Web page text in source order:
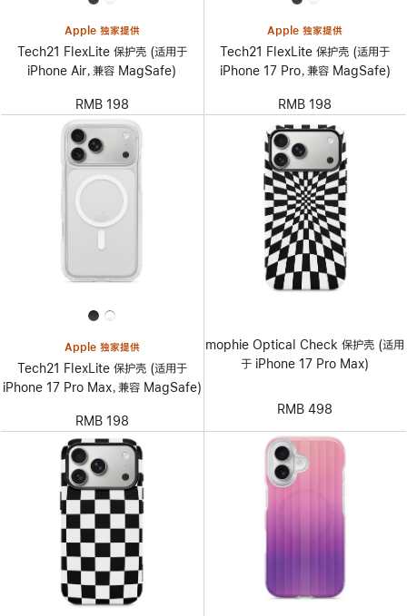
Apple 独家提供
Tech21 FlexLite 保护壳 (适用于
iPhone Air，兼容 MagSafe)
RMB 198
Apple 独家提供
Tech21 FlexLite 保护壳 (适用于
iPhone 17 Pro，兼容 MagSafe)
RMB 198
Apple 独家提供
Tech21 FlexLite 保护壳 (适用于
iPhone 17 Pro Max，兼容 MagSafe)
RMB 198
mophie Optical Check 保护壳 (适用
于 iPhone 17 Pro Max)
RMB 498